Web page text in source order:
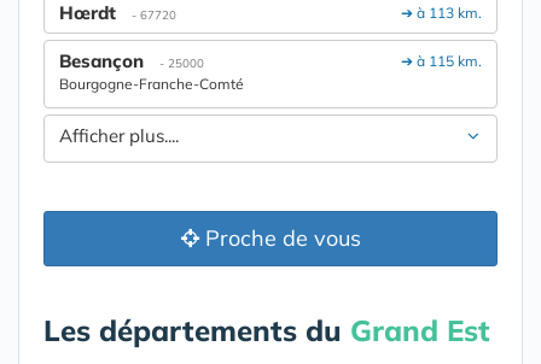
➔ à 113 km.
Hœrdt - 67720
➔ à 115 km.
Besançon - 25000
Bourgogne-Franche-Comté
Afficher plus....
Proche de vous
Les départements du Grand Est